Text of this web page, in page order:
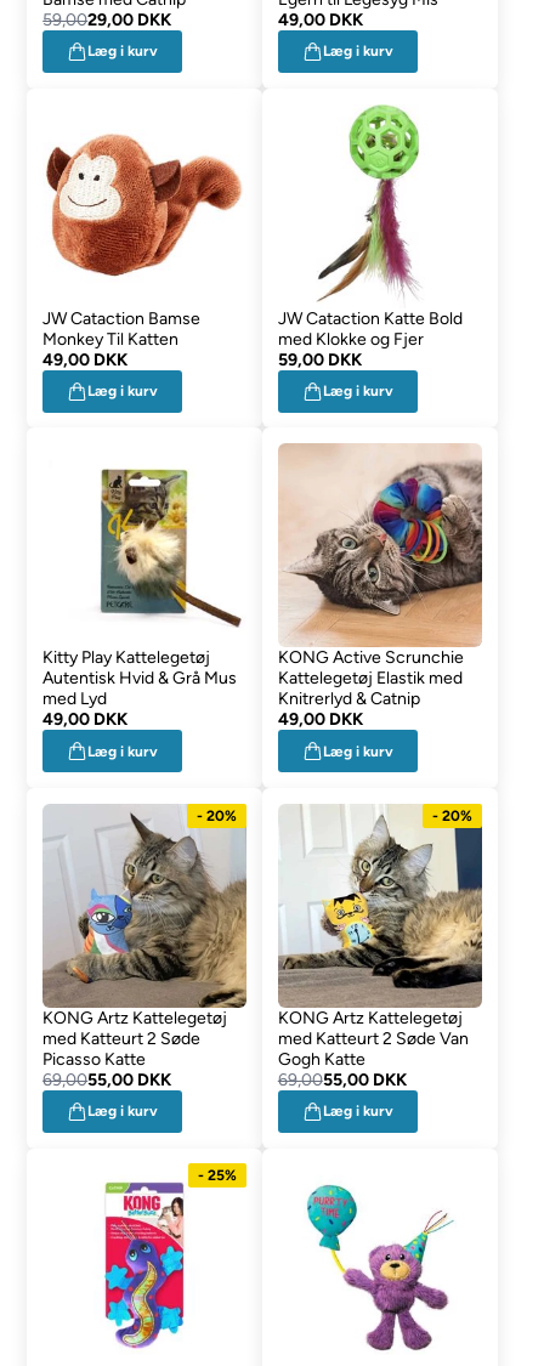
59,0029,00 DKK
Læg i kurv
49,00 DKK
Læg i kurv
JW Cataction Bamse
Monkey Til Katten
49,00 DKK
Læg i kurv
JW Cataction Katte Bold
med Klokke og Fjer
59,00 DKK
Læg i kurv
Kitty Play Kattelegetøj
Autentisk Hvid & Grå Mus
med Lyd
49,00 DKK
Læg i kurv
KONG Active Scrunchie
Kattelegetøj Elastik med
Knitrerlyd & Catnip
49,00 DKK
Læg i kurv
- 20%
KONG Artz Kattelegetøj
med Katteurt 2 Søde
Picasso Katte
69,0055,00 DKK
Læg i kurv
- 20%
KONG Artz Kattelegetøj
med Katteurt 2 Søde Van
Gogh Katte
69,0055,00 DKK
Læg i kurv
- 25%